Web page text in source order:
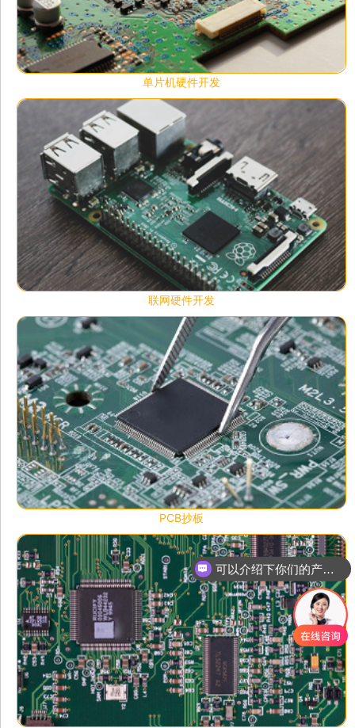
单片机硬件开发
联网硬件开发
PCB抄板
可以介绍下你们的产品么
你们是怎么收费的呢